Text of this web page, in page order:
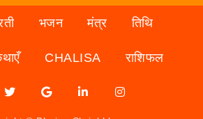
भजन मंत्र तिथि
CHALISA राशिफल